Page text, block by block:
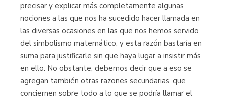
Librería Proteo
(Málaga)
precisar y explicar más completamente algunas
nociones a las que nos ha sucedido hacer llamada en
las diversas ocasiones en las que nos hemos servido
del simbolismo matemático, y esta razón bastaría en
suma para justificarle sin que haya lugar a insistir más
en ello. No obstante, debemos decir que a eso se
agregan también otras razones secundarias, que
conciernen sobre todo a lo que se podría llamar el